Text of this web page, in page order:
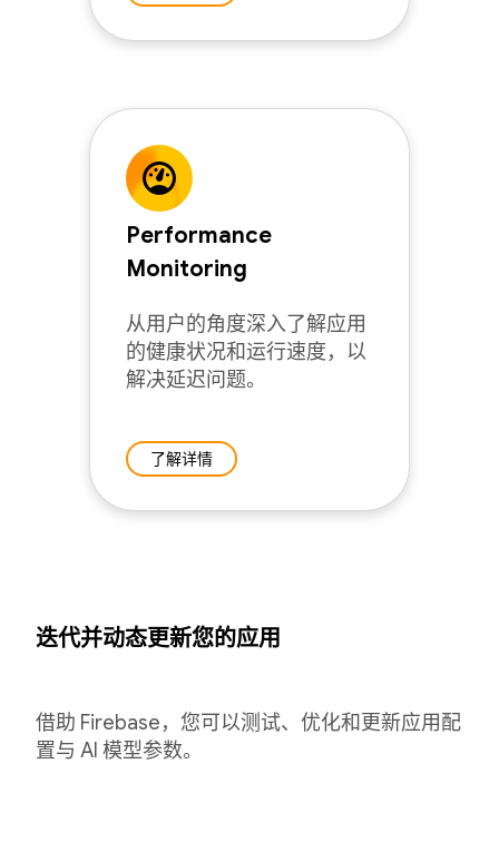
Performance
Monitoring
从用户的角度深入了解应用
的健康状况和运行速度，以
解决延迟问题。
了解详情
迭代并动态更新您的应用
借助 Firebase，您可以测试、优化和更新应用配
置与 AI 模型参数。